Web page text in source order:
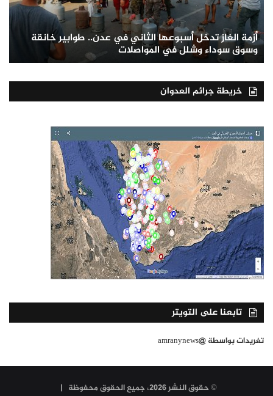
أزمة الغاز تدخل أسبوعها الثاني في عدن.. طوابير خانقة
وسوق سوداء وشلل في المواصلات
خريطة جرائم العدوان
تابعنا على التويتر
تغريدات بواسطة @amranynews
© حقوق النشر 2026، جميع الحقوق محفوظة |